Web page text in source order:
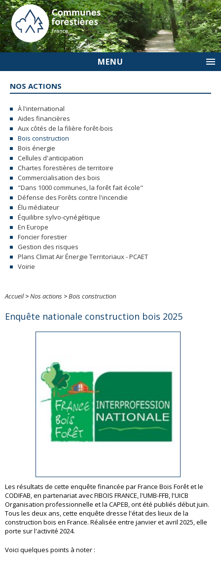
MENU
NOS ACTIONS
À l'international
Aides financières
Aux côtés de la filière forêt-bois
Bois construction
Bois énergie
Cellules d'anticipation
Chartes forestières de territoire
Commercialisation des bois
"Dans 1000 communes, la forêt fait école"
Défense des Forêts contre l'incendie
Élu médiateur
Équilibre sylvo-cynégétique
En Europe
Foncier forestier
Gestion des risques
Plans Climat Air Énergie Territoriaux - PCAET
Voirie
Accueil>Nos actions >Bois construction
Enquête nationale construction bois 2025
Les résultats de cette enquête financée par France Bois Forêt et le
CODIFAB, en partenariat avec FIBOIS FRANCE, l'UMB-FFB, l'UICB
Organisation professionnelle et la CAPEB, ont été publiés début juin.
Tous les deux ans, cette enquête dresse l'état des lieux de la
construction bois en France. Réalisée entre janvier et avril 2025, elle
porte sur l'activité 2024.
Voici quelques points à noter :